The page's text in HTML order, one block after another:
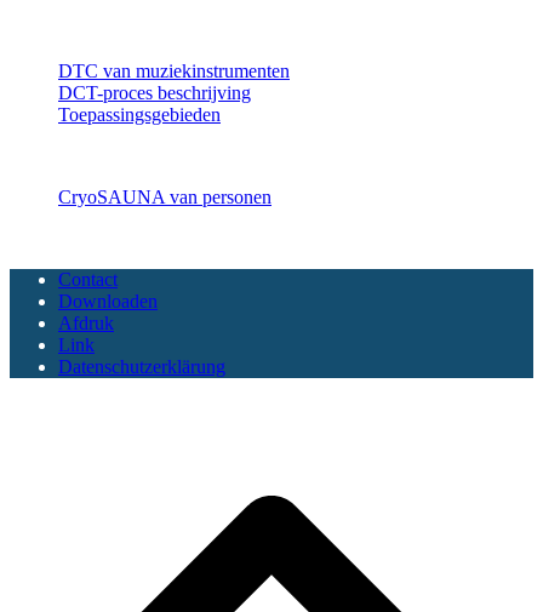
DTC van muziekinstrumenten
DCT-proces beschrijving
Toepassingsgebieden
CryoSAUNA van personen
Contact
Downloaden
Afdruk
Link
Datenschutzerklärung